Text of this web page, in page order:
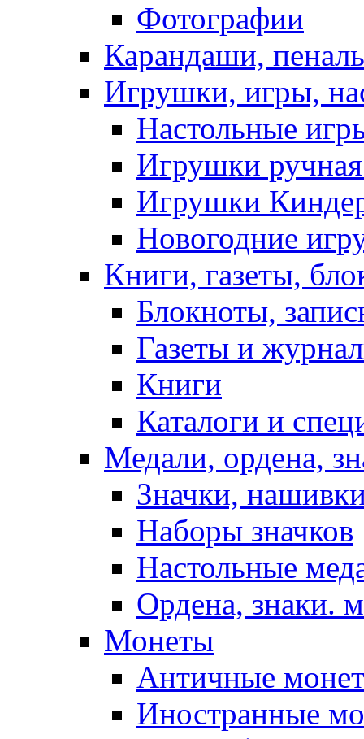
Фотографии
Карандаши,
Игрушки, игры,
Настольные
Игрушки ручная
Игрушки
Новогодние
Книги, газеты,
Блокноты,
Газеты и
Книги
Каталоги и
Медали, ордена,
Значки,
Наборы значков
Настольные
Ордена, знаки.
Монеты
Античные
Иностранные